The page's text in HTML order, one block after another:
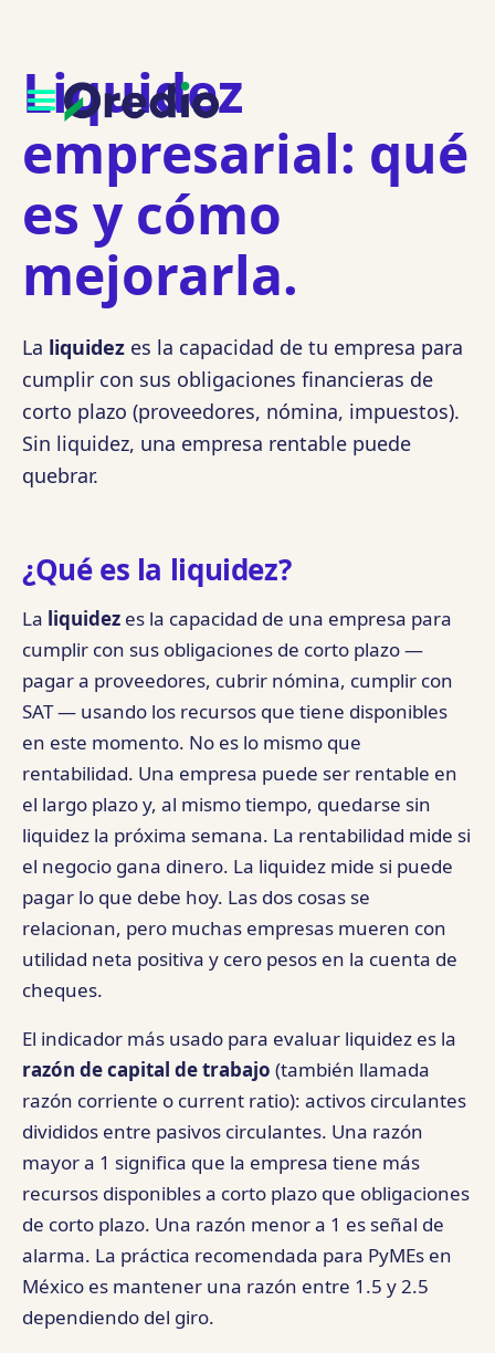
Liquidez
empresarial: qué
es y cómo
mejorarla.
La liquidez es la capacidad de tu empresa para
cumplir con sus obligaciones financieras de
corto plazo (proveedores, nómina, impuestos).
Sin liquidez, una empresa rentable puede
quebrar.
¿Qué es la liquidez?
La liquidez es la capacidad de una empresa para
cumplir con sus obligaciones de corto plazo —
pagar a proveedores, cubrir nómina, cumplir con
SAT — usando los recursos que tiene disponibles
en este momento. No es lo mismo que
rentabilidad. Una empresa puede ser rentable en
el largo plazo y, al mismo tiempo, quedarse sin
liquidez la próxima semana. La rentabilidad mide si
el negocio gana dinero. La liquidez mide si puede
pagar lo que debe hoy. Las dos cosas se
relacionan, pero muchas empresas mueren con
utilidad neta positiva y cero pesos en la cuenta de
cheques.
El indicador más usado para evaluar liquidez es la
razón de capital de trabajo (también llamada
razón corriente o current ratio): activos circulantes
divididos entre pasivos circulantes. Una razón
mayor a 1 significa que la empresa tiene más
recursos disponibles a corto plazo que obligaciones
de corto plazo. Una razón menor a 1 es señal de
alarma. La práctica recomendada para PyMEs en
México es mantener una razón entre 1.5 y 2.5
dependiendo del giro.